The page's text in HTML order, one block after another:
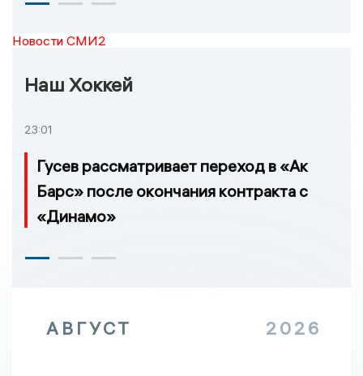
Новости СМИ2
Наш Хоккей
23:01
Гусев рассматривает переход в «Ак
Барс» после окончания контракта с
«Динамо»
АВГУСТ 2026